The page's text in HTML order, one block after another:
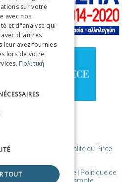
Le Pirée / Municipalité du Pirée
| Cookies de politique | Politique de
sur votre
avec nos
et d"analyse qui
d"autres
leur avez fournies
lors de votre
Πολιτική
TOUT